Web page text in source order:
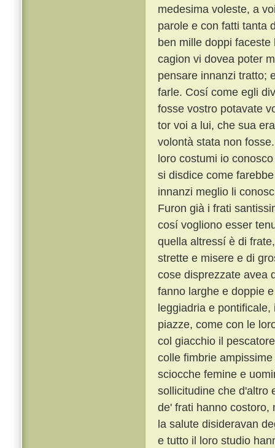
medesima voleste, a
parole e con fatti tanta
ben mille doppi
cagion vi dovea poter
pensare innanzi tratto;
farle. Cosí come egli
fosse vostro potavate
tor voi a lui, che sua
volontà stata non
loro costumi io
si disdice come
innanzi meglio li
Furon già i frati
cosí vogliono esser
quella altressí è di
strette e misere e di
cose disprezzate avea
fanno larghe e doppie
leggiadria e
piazze, come con le
col giacchio il
colle fimbrie
sciocche femine e
sollicitudine che d'altro
de' frati hanno
la salute disideravan
e tutto il loro studio